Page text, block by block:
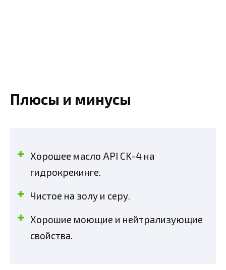
Плюсы и минусы
Хорошее масло API CK-4 на
гидрокрекинге.
Чистое на золу и серу.
Хорошие моющие и нейтрализующие
свойства.